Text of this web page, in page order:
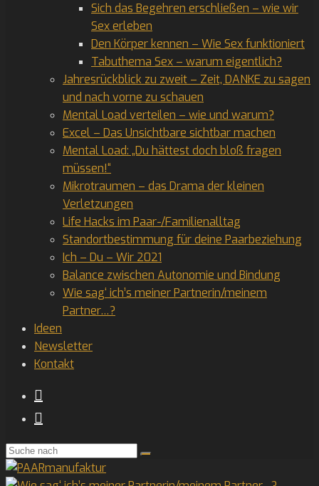
Sich das Begehren erschließen – wie wir
Sex erleben
Den Körper kennen – Wie Sex funktioniert
Tabuthema Sex – warum eigentlich?
Jahresrückblick zu zweit – Zeit, DANKE zu sagen
und nach vorne zu schauen
Mental Load verteilen – wie und warum?
Excel – Das Unsichtbare sichtbar machen
Mental Load: „Du hättest doch bloß fragen
müssen!“
Mikrotraumen – das Drama der kleinen
Verletzungen
Life Hacks im Paar-/Familienalltag
Standortbestimmung für deine Paarbeziehung
Ich – Du – Wir 2021
Balance zwischen Autonomie und Bindung
Wie sag‘ ich’s meiner Partnerin/meinem
Partner…?
Ideen
Newsletter
Kontakt